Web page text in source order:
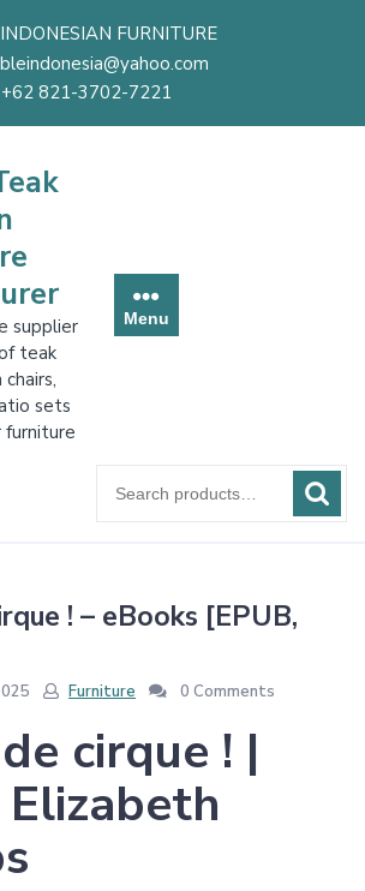
INDONESIAN FURNITURE
+62 821-3702-7221
supplier
teak
sets
furniture
Menu
for:
! – eBooks [EPUB,
Furniture 0 Comments
cirque ! |
Elizabeth